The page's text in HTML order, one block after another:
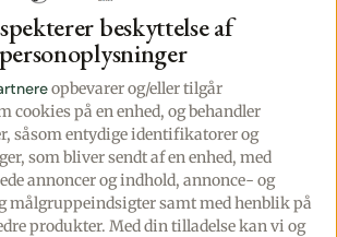
beskyttelse af
personoplysninger
opbevarer og/eller tilgår
cookies på en enhed, og behandler
såsom entydige identifikatorer og
som bliver sendt af en enhed, med
annoncer og indhold, annonce- og
målgruppeindsigter samt med henblik på
produkter. Med din tilladelse kan vi og
Martini cheesecake
cheesecake med passionsfrugt,
– lavet ud fra den skønne
navn –
»